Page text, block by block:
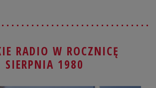
RADIO W ROCZNICĘ
SIERPNIA 1980